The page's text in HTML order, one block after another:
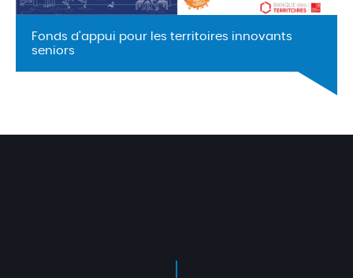
Fonds d'appui pour les territoires innovants
seniors